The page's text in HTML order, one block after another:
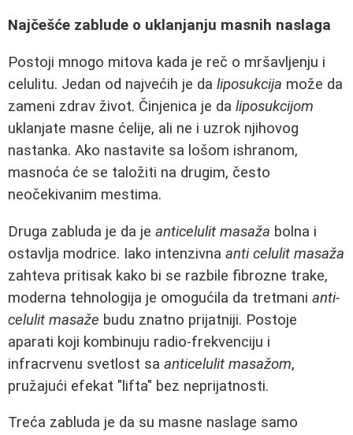
Najčešće zablude o uklanjanju masnih naslaga
Postoji mnogo mitova kada je reč o mršavljenju i
celulitu. Jedan od najvećih je da liposukcija može da
zameni zdrav život. Činjenica je da liposukcijom
uklanjate masne ćelije, ali ne i uzrok njihovog
nastanka. Ako nastavite sa lošom ishranom,
masnoća će se taložiti na drugim, često
neočekivanim mestima.
Druga zabluda je da je anticelulit masaža bolna i
ostavlja modrice. Iako intenzivna anti celulit masaža
zahteva pritisak kako bi se razbile fibrozne trake,
moderna tehnologija je omogućila da tretmani anti-
celulit masaže budu znatno prijatniji. Postoje
aparati koji kombinuju radio-frekvenciju i
infracrvenu svetlost sa anticelulit masažom,
pružajući efekat "lifta" bez neprijatnosti.
Treća zabluda je da su masne naslage samo